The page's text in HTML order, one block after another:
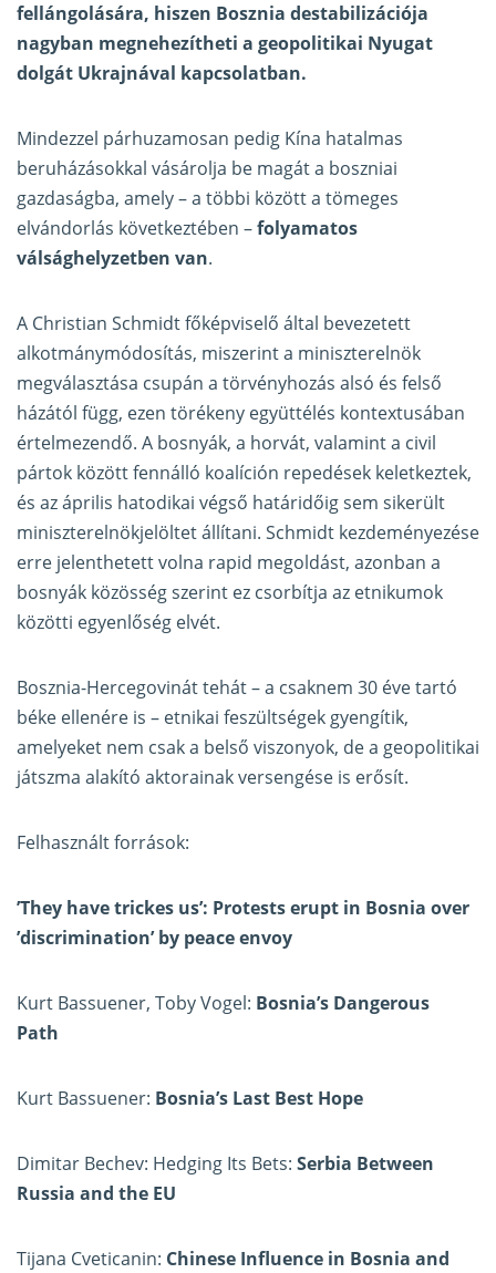
fellángolására, hiszen Bosznia destabilizációja
nagyban megnehezítheti a geopolitikai Nyugat
dolgát Ukrajnával kapcsolatban.
Mindezzel párhuzamosan pedig Kína hatalmas
beruházásokkal vásárolja be magát a boszniai
gazdaságba, amely – a többi között a tömeges
elvándorlás következtében –folyamatos
válsághelyzetben van.
A Christian Schmidt főképviselő által bevezetett
alkotmánymódosítás, miszerint a miniszterelnök
megválasztása csupán a törvényhozás alsó és felső
házától függ, ezen törékeny együttélés kontextusában
értelmezendő. A bosnyák, a horvát, valamint a civil
pártok között fennálló koalíción repedések keletkeztek,
és az április hatodikai végső határidőig sem sikerült
miniszterelnökjelöltet állítani. Schmidt kezdeményezése
erre jelenthetett volna rapid megoldást, azonban a
bosnyák közösség szerint ez csorbítja az etnikumok
közötti egyenlőség elvét.
Bosznia-Hercegovinát tehát – a csaknem 30 éve tartó
béke ellenére is – etnikai feszültségek gyengítik,
amelyeket nem csak a belső viszonyok, de a geopolitikai
játszma alakító aktorainak versengése is erősít.
Felhasznált források:
’They have trickes us’: Protests erupt in Bosnia over
’discrimination’ by peace envoy
Kurt Bassuener, Toby Vogel: Bosnia’s Dangerous
Path
Kurt Bassuener: Bosnia’s Last Best Hope
Dimitar Bechev: Hedging Its Bets: Serbia Between
Russia and the EU
Tijana Cveticanin: Chinese Influence in Bosnia and